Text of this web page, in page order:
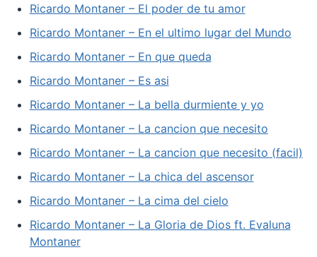
Ricardo Montaner – El poder de tu amor
Ricardo Montaner – En el ultimo lugar del Mundo
Ricardo Montaner – En que queda
Ricardo Montaner – Es asi
Ricardo Montaner – La bella durmiente y yo
Ricardo Montaner – La cancion que necesito
Ricardo Montaner – La cancion que necesito (facil)
Ricardo Montaner – La chica del ascensor
Ricardo Montaner – La cima del cielo
Ricardo Montaner – La Gloria de Dios ft. Evaluna
Montaner